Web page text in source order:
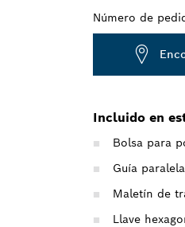
Número de
Incluido en
Bolsa para
Guía paralela
Maletín de
Llave